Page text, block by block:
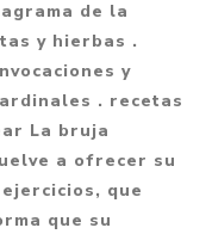
de la
y hierbas .
y
. recetas
La bruja
a ofrecer su
que
que su